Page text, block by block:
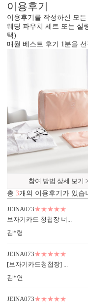
업계최고 고평량·고탄성
엽서형은 400g, 2단형은
수입지를 사용해 제작됩니
공하며,
쇄 품질을 직접 확인해보세
이용후기
이용후기를 작성하신 모든
웨딩 파우치 세트 또는 실
택)
매월 베스트 후기 1분을
참여 방법 상세 보기
총 3개의 이용후기가 있습
JEINA073★★★★★
보자기카드 청첩장 너...
김*령
JEINA073★★★★★
[보자기카드청첩장] ...
김*연
JEINA073★★★★★